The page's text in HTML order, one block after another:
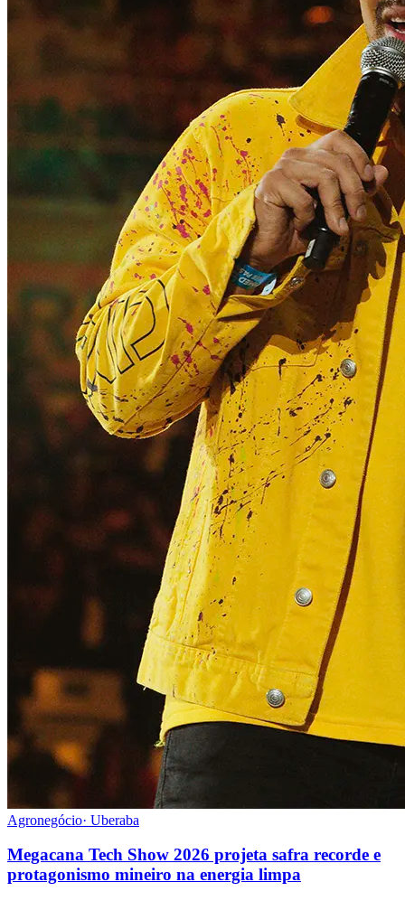
Agronegócio· Uberaba
Megacana Tech Show 2026 projeta safra recorde e
protagonismo mineiro na energia limpa